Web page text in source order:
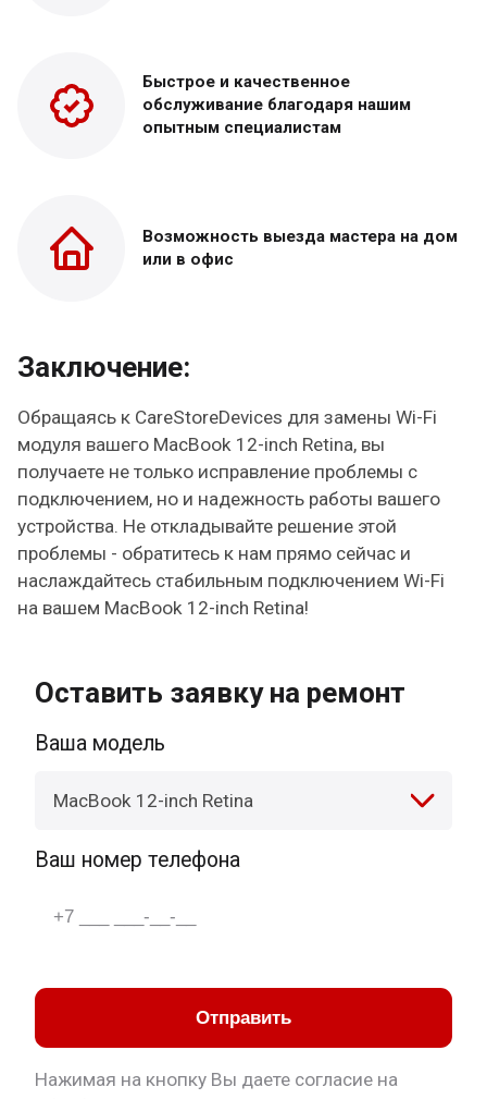
Быстрое и качественное
обслуживание благодаря нашим
опытным специалистам
Возможность выезда мастера на дом
или в офис
Заключение:
Обращаясь к CareStoreDevices для замены Wi-Fi
модуля вашего MacBook 12-inch Retina, вы
получаете не только исправление проблемы с
подключением, но и надежность работы вашего
устройства. Не откладывайте решение этой
проблемы - обратитесь к нам прямо сейчас и
наслаждайтесь стабильным подключением Wi-Fi
на вашем MacBook 12-inch Retina!
Оставить заявку на ремонт
Ваша модель
MacBook 12-inch Retina
Ваш номер телефона
Отправить
Нажимая на кнопку Вы даете согласие на